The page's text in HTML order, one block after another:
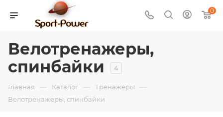
0
Велотренажеры,
спинбайки
4
Главная — Каталог — Тренажеры —
Велотренажеры, спинбайки